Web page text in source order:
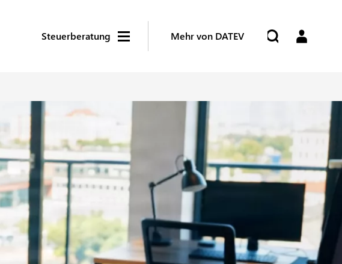
Steuerberatung Mehr von DATEV